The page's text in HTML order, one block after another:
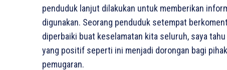
penduduk lanjut dilakukan untuk memberikan
digunakan. Seorang penduduk setempat
diperbaiki buat keselamatan kita seluruh, saya
yang positif seperti ini menjadi dorongan bagi
pemugaran.